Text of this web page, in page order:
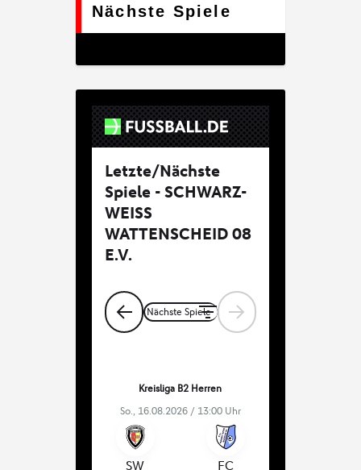
Nächste Spiele